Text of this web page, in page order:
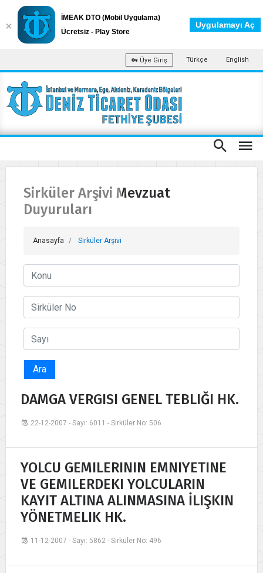
Üye Giriş Türkçe English
Sirküler Arşivi Mevzuat
Duyuruları
Anasayfa Sirküler Arşivi
Ara
DAMGA VERGISI GENEL TEBLIĞI HK.
22-12-2007 - Sayı: 6011 - Sirküler No: 506
YOLCU GEMILERININ EMNIYETINE
VE GEMILERDEKI YOLCULARIN
KAYIT ALTINA ALINMASINA İLIŞKIN
YÖNETMELIK HK.
11-12-2007 - Sayı: 5862 - Sirküler No: 496
İMEAK DTO (Mobil Uygulama)
Ücretsiz - Play Store
Uygulamayı Aç